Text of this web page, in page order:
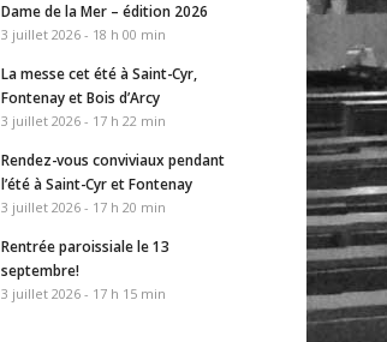
Dame de la Mer – édition 2026
3 juillet 2026 - 18 h 00 min
La messe cet été à Saint-Cyr,
Fontenay et Bois d’Arcy
3 juillet 2026 - 17 h 22 min
Rendez-vous conviviaux pendant
l’été à Saint-Cyr et Fontenay
3 juillet 2026 - 17 h 20 min
Rentrée paroissiale le 13
septembre!
3 juillet 2026 - 17 h 15 min